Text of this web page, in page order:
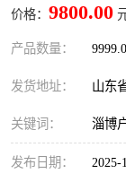
价格： 9800.00
产品数量：
发货地址： 山东
关键词： 淄博
发布日期： 2025-
烟尘净化器